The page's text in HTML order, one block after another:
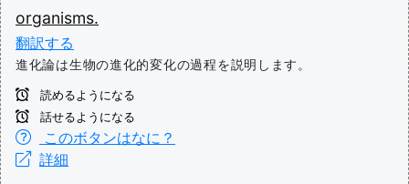
organisms.
翻訳する
進化論は生物の進化的変化の過程を説明します。
読めるようになる
話せるようになる
このボタンはなに？
詳細